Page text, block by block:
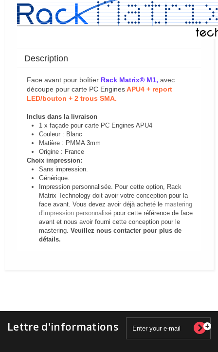
Description
Face avant pour boîtier Rack Matrix® M1, avec
découpe pour carte PC EnginesAPU4 + report
LED/bouton + 2 trous SMA.
Inclus dans la livraison
1 x façade pour carte PC Engines APU4
Couleur : Blanc
Matière : PMMA 3mm
Origine : France
Choix impression:
Sans impression.
Générique.
Impression personnalisée.
Pour cette option, Rack
Matrix Technology doit avoir votre conception pour la
face avant. Vous devez avoir déjà acheté le mastering
d'impression personnalisé pour cette référence de face
avant et nous avoir fourni cette conception pour le
mastering. Veuillez nous contacter pour plus de
détails.
Lettre d'informations